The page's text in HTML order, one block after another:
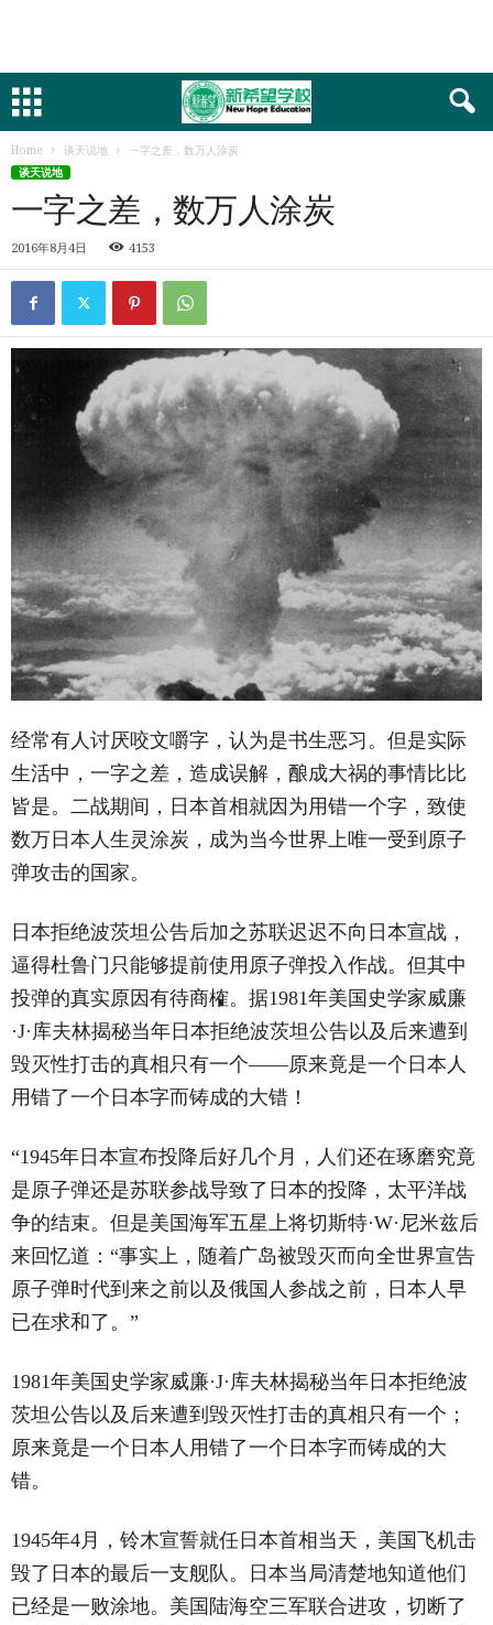
Home 谈天说地
一字之差，数万人涂炭
谈天说地
一字之差，数万人涂炭
2016年8月4日 4153
经常有人讨厌咬文嚼字，认为是书生恶习。但是实际
生活中，一字之差，造成误解，酿成大祸的事情比比
皆是。二战期间，日本首相就因为用错一个字，致使
数万日本人生灵涂炭，成为当今世界上唯一受到原子
弹攻击的国家。
日本拒绝波茨坦公告后加之苏联迟迟不向日本宣战，
逼得杜鲁门只能够提前使用原子弹投入作战。但其中
投弹的真实原因有待商榷。据1981年美国史学家威廉
·J·库夫林揭秘当年日本拒绝波茨坦公告以及后来遭到
毁灭性打击的真相只有一个——原来竟是一个日本人
用错了一个日本字而铸成的大错！
“1945年日本宣布投降后好几个月，人们还在琢磨究竟
是原子弹还是苏联参战导致了日本的投降，太平洋战
争的结束。但是美国海军五星上将切斯特·W·尼米兹后
来回忆道：“事实上，随着广岛被毁灭而向全世界宣告
原子弹时代到来之前以及俄国人参战之前，日本人早
已在求和了。”
1981年美国史学家威廉·J·库夫林揭秘当年日本拒绝波
茨坦公告以及后来遭到毁灭性打击的真相只有一个；
原来竟是一个日本人用错了一个日本字而铸成的大
错。
1945年4月，铃木宣誓就任日本首相当天，美国飞机击
毁了日本的最后一支舰队。日本当局清楚地知道他们
已经是一败涂地。美国陆海空三军联合进攻，切断了